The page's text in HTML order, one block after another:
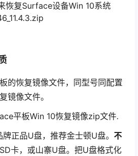
恢复Surface设备Win 10系统
的恢复镜像文件，同型号同配置
镜像文件。
平板Win 10恢复镜像zip文件.
正品U盘，推荐金士顿U盘。 不
卡，或山寨U盘。把U盘格式化